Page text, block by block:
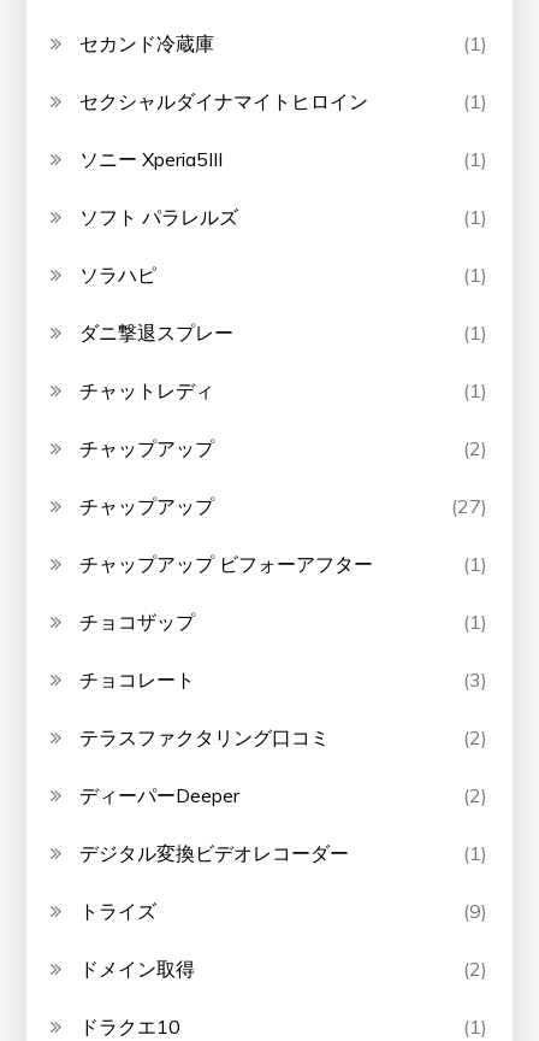
セカンド冷蔵庫 (1)
セクシャルダイナマイトヒロイン (1)
ソニー Xperia5III (1)
ソフト パラレルズ (1)
ソラハピ (1)
ダニ撃退スプレー (1)
チャットレディ (1)
チャップアップ (2)
チャップアップ (27)
チャップアップ ビフォーアフター (1)
チョコザップ (1)
チョコレート (3)
テラスファクタリング口コミ (2)
ディーパーDeeper (2)
デジタル変換ビデオレコーダー (1)
トライズ (9)
ドメイン取得 (2)
ドラクエ10 (1)